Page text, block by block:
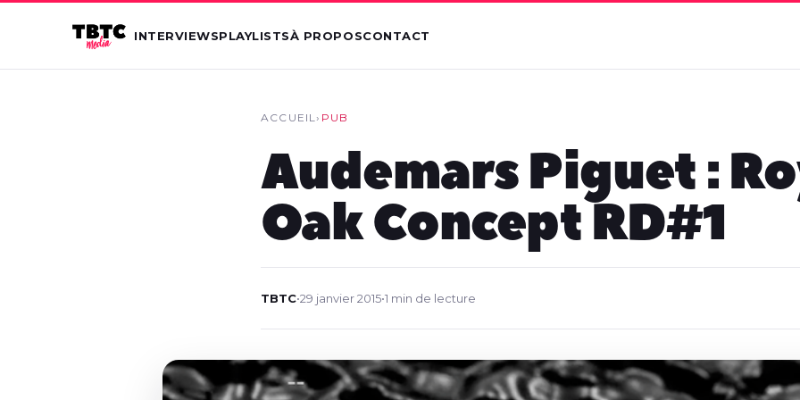
INTERVIEWSPLAYLISTSÀ PROPOSCONTACT
ACCUEIL› PUB
Audemars Piguet :
Oak Concept RD#1
TBTC•29 janvier 2015•1 min de lecture